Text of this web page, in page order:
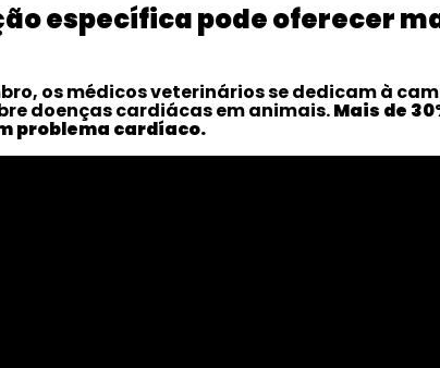
específica pode oferecer
os médicos veterinários se dedicam à
doenças cardiácas em animais.Mais de
problema cardíaco.